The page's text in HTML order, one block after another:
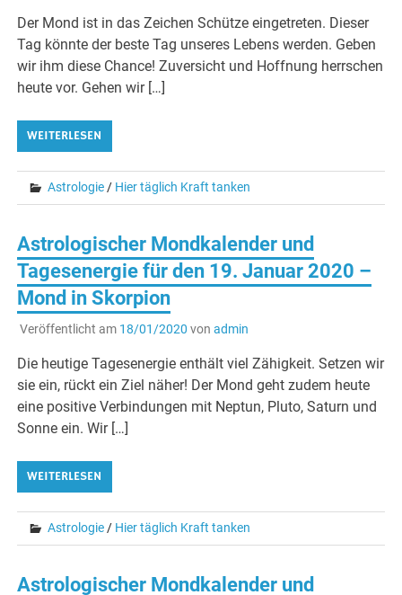
Der Mond ist in das Zeichen Schütze eingetreten. Dieser
Tag könnte der beste Tag unseres Lebens werden. Geben
wir ihm diese Chance! Zuversicht und Hoffnung herrschen
heute vor. Gehen wir […]
WEITERLESEN
Astrologie / Hier täglich Kraft tanken
Astrologischer Mondkalender und
Tagesenergie für den 19. Januar 2020 –
Mond in Skorpion
Veröffentlicht am 18/01/2020 von admin
Die heutige Tagesenergie enthält viel Zähigkeit. Setzen wir
sie ein, rückt ein Ziel näher! Der Mond geht zudem heute
eine positive Verbindungen mit Neptun, Pluto, Saturn und
Sonne ein. Wir […]
WEITERLESEN
Astrologie/ Hier täglich Kraft tanken
Astrologischer Mondkalender und